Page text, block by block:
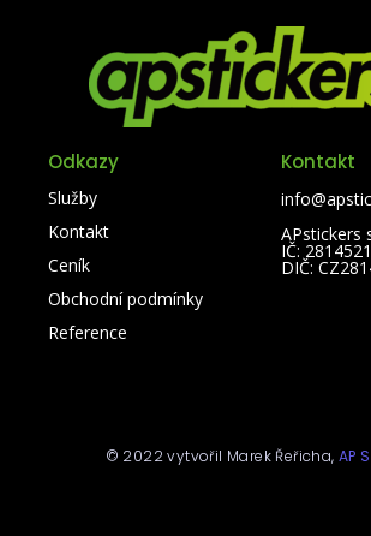
Odkazy
Služby
Kontakt
Ceník
Obchodní podmínky
Reference
Kontakt
APstickers
IČ:
DIČ:
© 2022 vytvořil Marek Řeřicha, AP